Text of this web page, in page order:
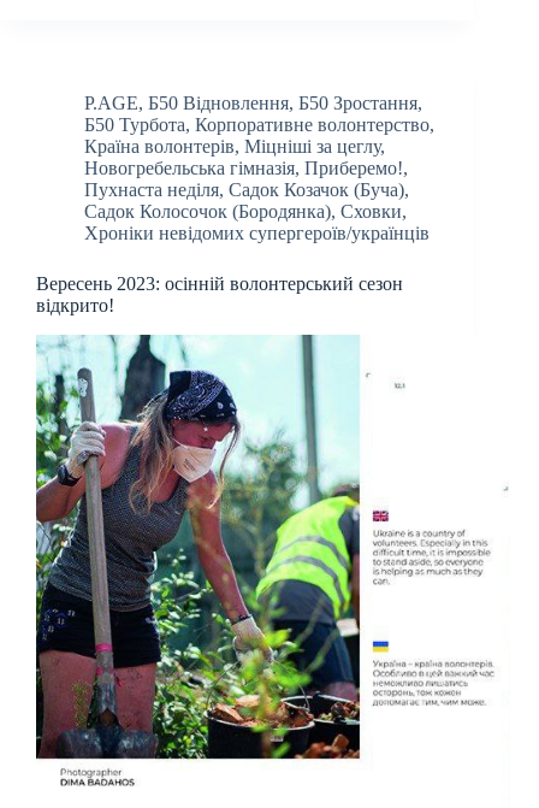
P.AGE, Б50 Відновлення, Б50 Зростання,
Б50 Турбота, Корпоративне волонтерство,
Країна волонтерів, Міцніші за цеглу,
Новогребельська гімназія, Приберемо!,
Пухнаста неділя, Садок Козачок (Буча),
Садок Колосочок (Бородянка), Сховки,
Хроніки невідомих супергероїв/українців
Вересень 2023: осінній волонтерський сезон
відкрито!